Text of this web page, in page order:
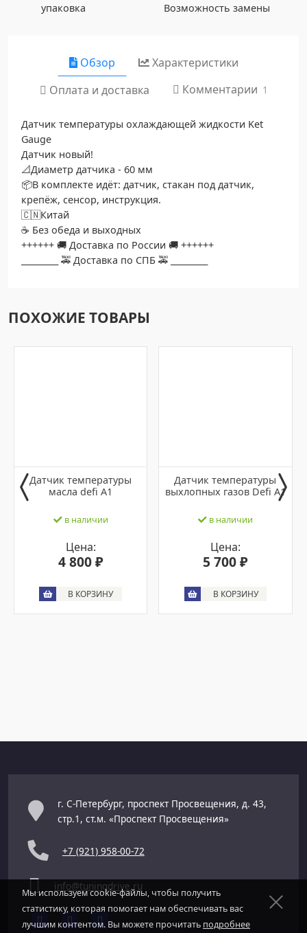
упаковка
Возможность замены
Обзор
Характеристики
Оплата и доставка
Комментарии 1
Датчик температуры охлаждающей жидкости Ket
Gauge
Датчик новый!
📐Диаметр датчика - 60 мм
📦В комплекте идёт: датчик, стакан под датчик,
крепёж, сенсор, инструкция.
🇨🇳Китай
☕️ Без обеда и выходных
++++++ 🚚 Доставка по России 🚚 ++++++
_________ 🚕 Доставка по СПБ 🚕 _________
ПОХОЖИЕ ТОВАРЫ
Датчик температуры
масла defi A1
в наличии
Цена:
4 800 ₽
В КОРЗИНУ
Датчик температуры
выхлопных газов Defi A1
в наличии
Цена:
5 700 ₽
В КОРЗИНУ
г. С-Петербург, проспект Просвещения, д. 43,
стр.1, ст.м. «Проспект Просвещения»
+7 (921) 958-00-72
info@tuningdrive.ru
Мы используем cookie-файлы, чтобы получить
статистику, которая помогает нам обеспечивать вас
лучшим контентом. Вы можете прочитать подробнее